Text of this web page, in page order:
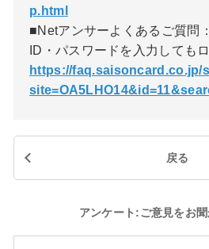
p.html
■Netアンサーよくあるご質問：
ID・パスワードを入力しても
https://faq.saisoncard.co.jp/
戻る
アンケート:ご意見をお